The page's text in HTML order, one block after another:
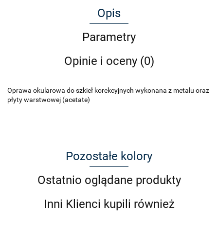
Opis
Parametry
Opinie i oceny (0)
Oprawa okularowa do szkieł korekcyjnych wykonana z metalu oraz
płyty warstwowej (acetate)
Pozostałe kolory
Ostatnio oglądane produkty
Inni Klienci kupili również